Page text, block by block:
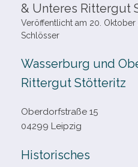
& Unteres Rittergut
Veröffentlicht am 20. Oktober
Schlösser
Wasserburg und
Rittergut Stötteritz
Oberdorfstraße 15
04299 Leipzig
Historisches